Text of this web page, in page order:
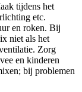
tijdens het
etc.
en roken. Bij
niet als het
Zorg
en kinderen
bij problemen